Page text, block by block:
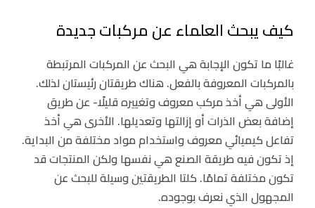
كيف يبحث العلماء عن مركبات جديدة
غالبًا ما تكون الإجابة هي البحث عن المركبات المرتبطة
بالمركبات المعروفة بالفعل. هناك طريقتان رئيستان لذلك.
الأولى هي أخذ مركب معروف وتغييره قليلًا- عن طريق
إضافة بعض الذرات أو إزالتها وتعديلها. الأخرى هي أخذ
تفاعل كيميائي معروف واستخدام مواد مختلفة من البداية.
إذ تكون فيه طريقة الصنع هي نفسها ولكن المنتجات قد
تكون مختلفة تمامًا. كلتا الطريقتين وسيلة للبحث عن
المجهول الذي نعرف بوجوده.